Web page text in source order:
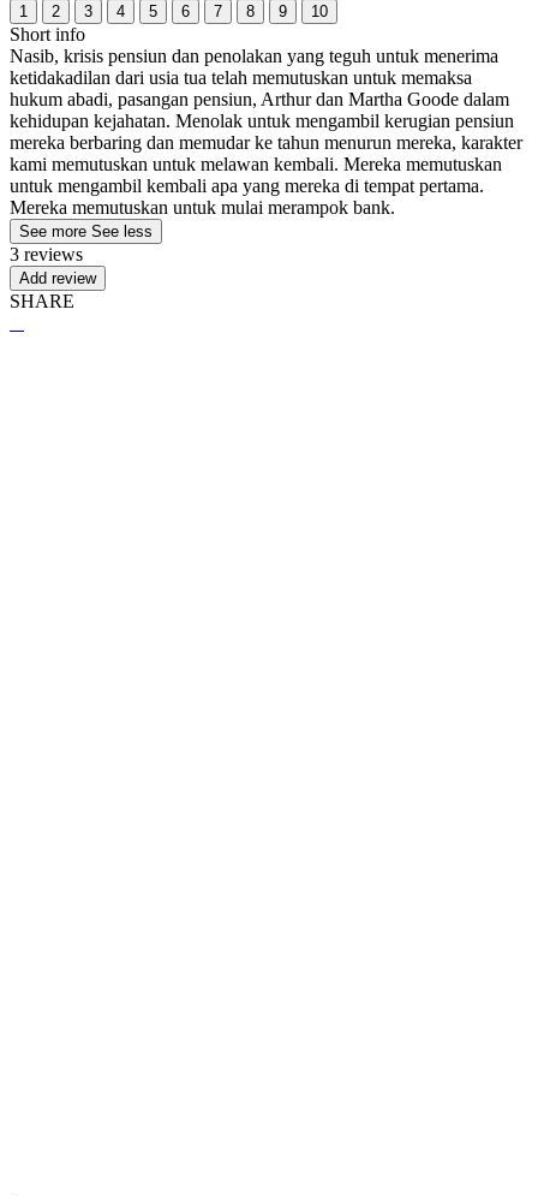
1 2 3 4 5 6 7 8 9 10
Short info
Nasib, krisis pensiun dan penolakan yang teguh untuk menerima
ketidakadilan dari usia tua telah memutuskan untuk memaksa
hukum abadi, pasangan pensiun, Arthur dan Martha Goode dalam
kehidupan kejahatan. Menolak untuk mengambil kerugian pensiun
mereka berbaring dan memudar ke tahun menurun mereka, karakter
kami memutuskan untuk melawan kembali. Mereka memutuskan
untuk mengambil kembali apa yang mereka di tempat pertama.
Mereka memutuskan untuk mulai merampok bank.
See more See less
3 reviews
Add review
SHARE